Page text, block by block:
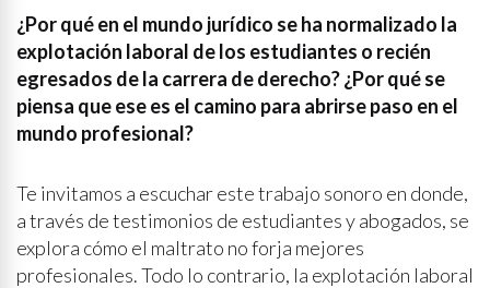
¿Por qué en el mundo jurídico se ha normalizado la
explotación laboral de los estudiantes o recién
egresados de la carrera de derecho? ¿Por qué se
piensa que ese es el camino para abrirse paso en el
mundo profesional?
Te invitamos a escuchar este trabajo sonoro en donde,
a través de testimonios de estudiantes y abogados, se
explora cómo el maltrato no forja mejores
profesionales. Todo lo contrario, la explotación laboral